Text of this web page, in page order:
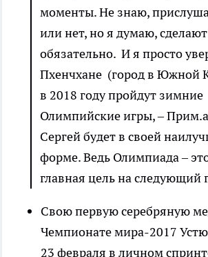
моменты. Не знаю,
или нет, но я думаю,
обязательно. И я просто
Пхенчхане (город в Южной
в 2018 году пройдут зимние
Олимпийские игры, –
Сергей будет в своей
форме. Ведь Олимпиада –
главная цель на следующий
Свою первую серебряную
Чемпионате мира-2017
23 февраля в личном